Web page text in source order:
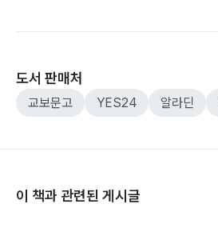
도서 판매처
교보문고 YES24 알라딘
이 책과 관련된 게시글